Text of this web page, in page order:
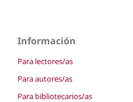
Información
Para lectores/as
Para autores/as
Para bibliotecarios/as